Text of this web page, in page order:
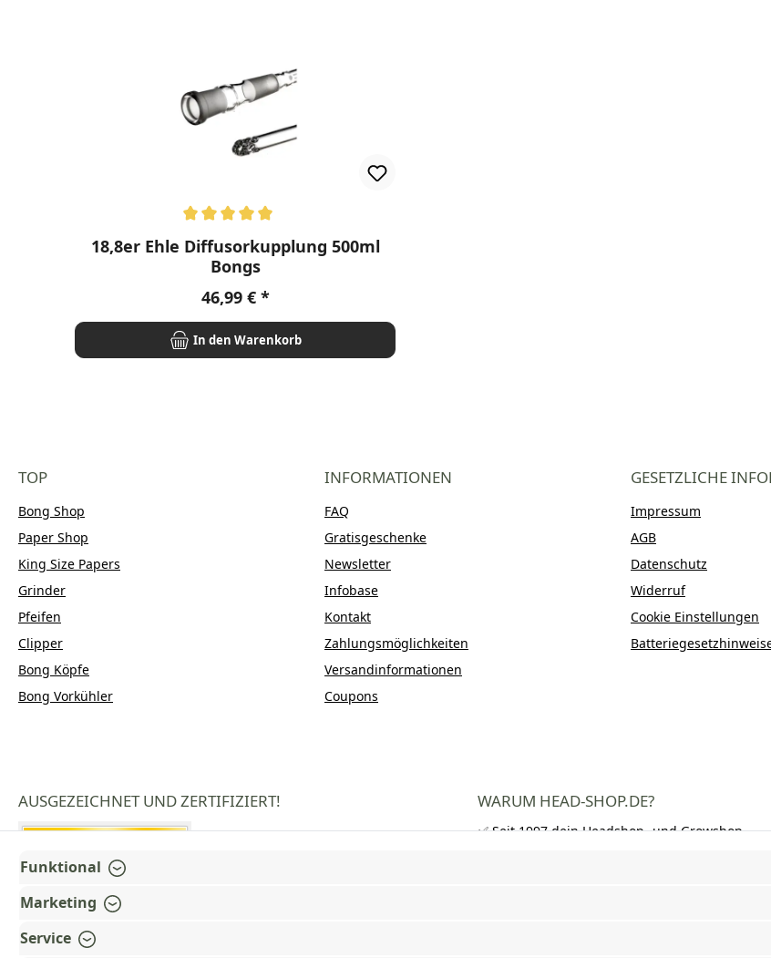
Durchschnittliche Bewertung von 5 von 5 Sternen
18,8er Ehle Diffusorkupplung 500ml
Bongs
Regulärer Preis:
46,99 €
In den Warenkorb
TOP
Bong Shop
Paper Shop
King Size Papers
Grinder
Pfeifen
Clipper
Bong Köpfe
Bong Vorkühler
INFORMATIONEN
FAQ
Gratisgeschenke
Newsletter
Infobase
Kontakt
Zahlungsmöglichkeiten
Versandinformationen
Coupons
GESETZLICHE
Impressum
AGB
Datenschutz
Widerruf
Cookie Einstellungen
AUSGEZEICHNET UND ZERTIFIZIERT! WARUM HEAD-SHOP.DE?
✅ Seit 1997 dein Headshop- und Growshop-
Funktional
Marketing
Service